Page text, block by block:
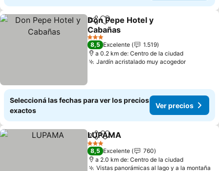
CompartirAñadir a favoritos
Don Pepe Hotel y
Cabañas
3 Estrellas
8,5 Excelente
1.519
a 0.2 km de: Centro de la ciudad
Jardín acristalado muy acogedor
Seleccioná las fechas para ver los precios
exactos
Ver precios
CompartirAñadir a favoritos
LUPAMA
3 Estrellas
8,5 Excelente
760
a 2.0 km de: Centro de la ciudad
Vistas panorámicas al lago y a la montaña